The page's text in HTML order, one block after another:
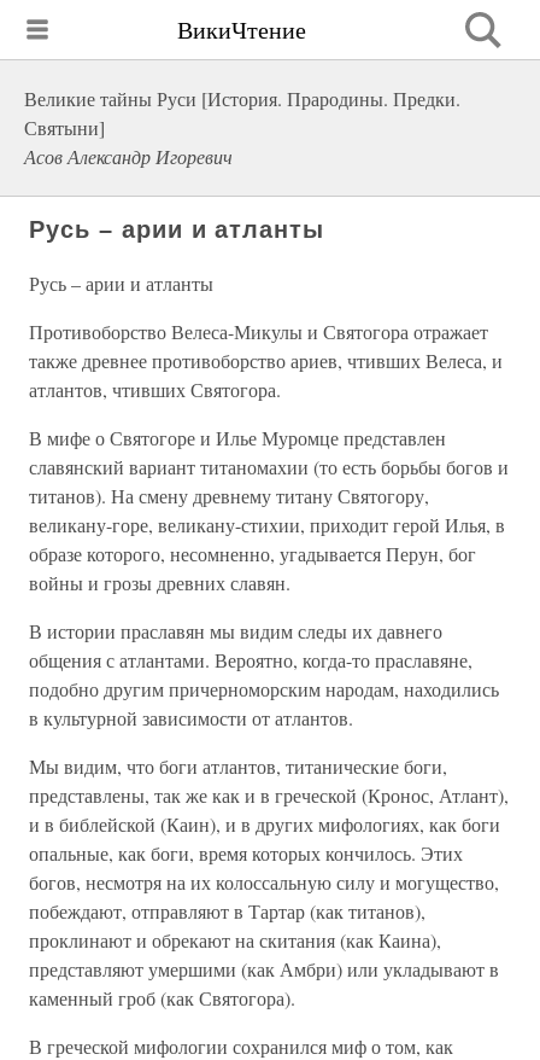
ВикиЧтение
Великие тайны Руси [История. Прародины. Предки.
Святыни]
Асов Александр Игоревич
Русь – арии и атланты
Русь – арии и атланты
Противоборство Велеса-Микулы и Святогора отражает
также древнее противоборство ариев, чтивших Велеса, и
атлантов, чтивших Святогора.
В мифе о Святогоре и Илье Муромце представлен
славянский вариант титаномахии (то есть борьбы богов и
титанов). На смену древнему титану Святогору,
великану-горе, великану-стихии, приходит герой Илья, в
образе которого, несомненно, угадывается Перун, бог
войны и грозы древних славян.
В истории праславян мы видим следы их давнего
общения с атлантами. Вероятно, когда-то праславяне,
подобно другим причерноморским народам, находились
в культурной зависимости от атлантов.
Мы видим, что боги атлантов, титанические боги,
представлены, так же как и в греческой (Кронос, Атлант),
и в библейской (Каин), и в других мифологиях, как боги
опальные, как боги, время которых кончилось. Этих
богов, несмотря на их колоссальную силу и могущество,
побеждают, отправляют в Тартар (как титанов),
проклинают и обрекают на скитания (как Каина),
представляют умершими (как Амбри) или укладывают в
каменный гроб (как Святогора).
В греческой мифологии сохранился миф о том, как